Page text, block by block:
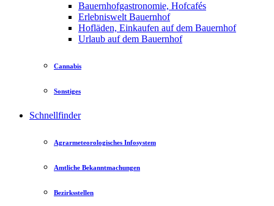
Bauernhofgastronomie, Hofcafés
Erlebniswelt Bauernhof
Hofläden, Einkaufen auf dem Bauernhof
Urlaub auf dem Bauernhof
Cannabis
Sonstiges
Schnellfinder
Agrarmeteorologisches Infosystem
Amtliche Bekanntmachungen
Bezirksstellen